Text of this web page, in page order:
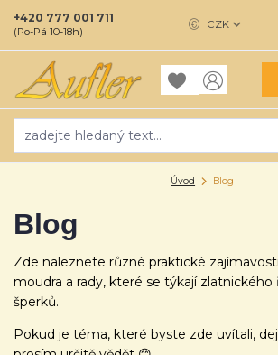
CZK
+420 777 001 711
(Po-Pá 10-18h)
Úvod Blog
Blog
Zde naleznete různé praktické
moudra a rady, které se týkají
šperků.
Pokud je téma, které byste zde uvítali,